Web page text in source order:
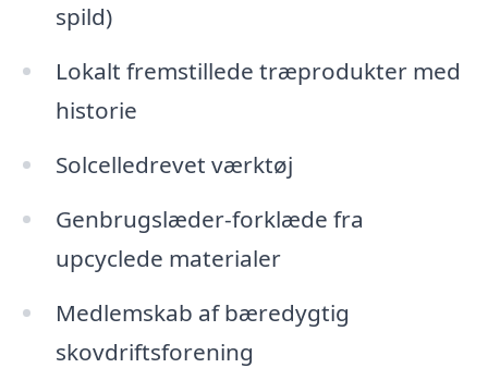
spild)
Lokalt fremstillede træprodukter med
historie
Solcelledrevet værktøj
Genbrugslæder-forklæde fra
upcyclede materialer
Medlemskab af bæredygtig
skovdriftsforening